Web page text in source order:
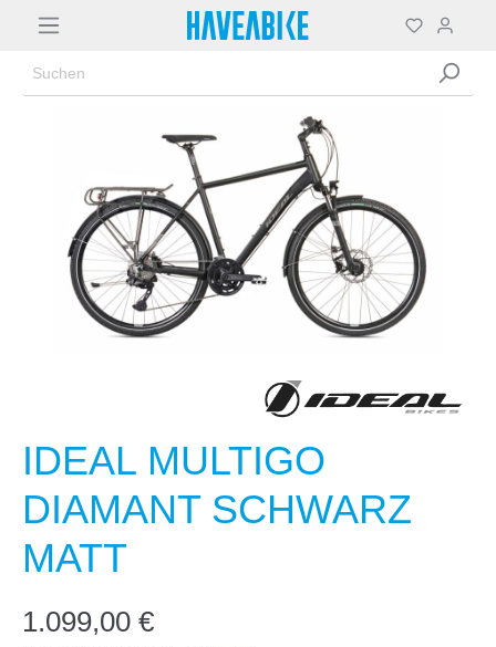
IDEAL MULTIGO
DIAMANT SCHWARZ
MATT
1.099,00 €